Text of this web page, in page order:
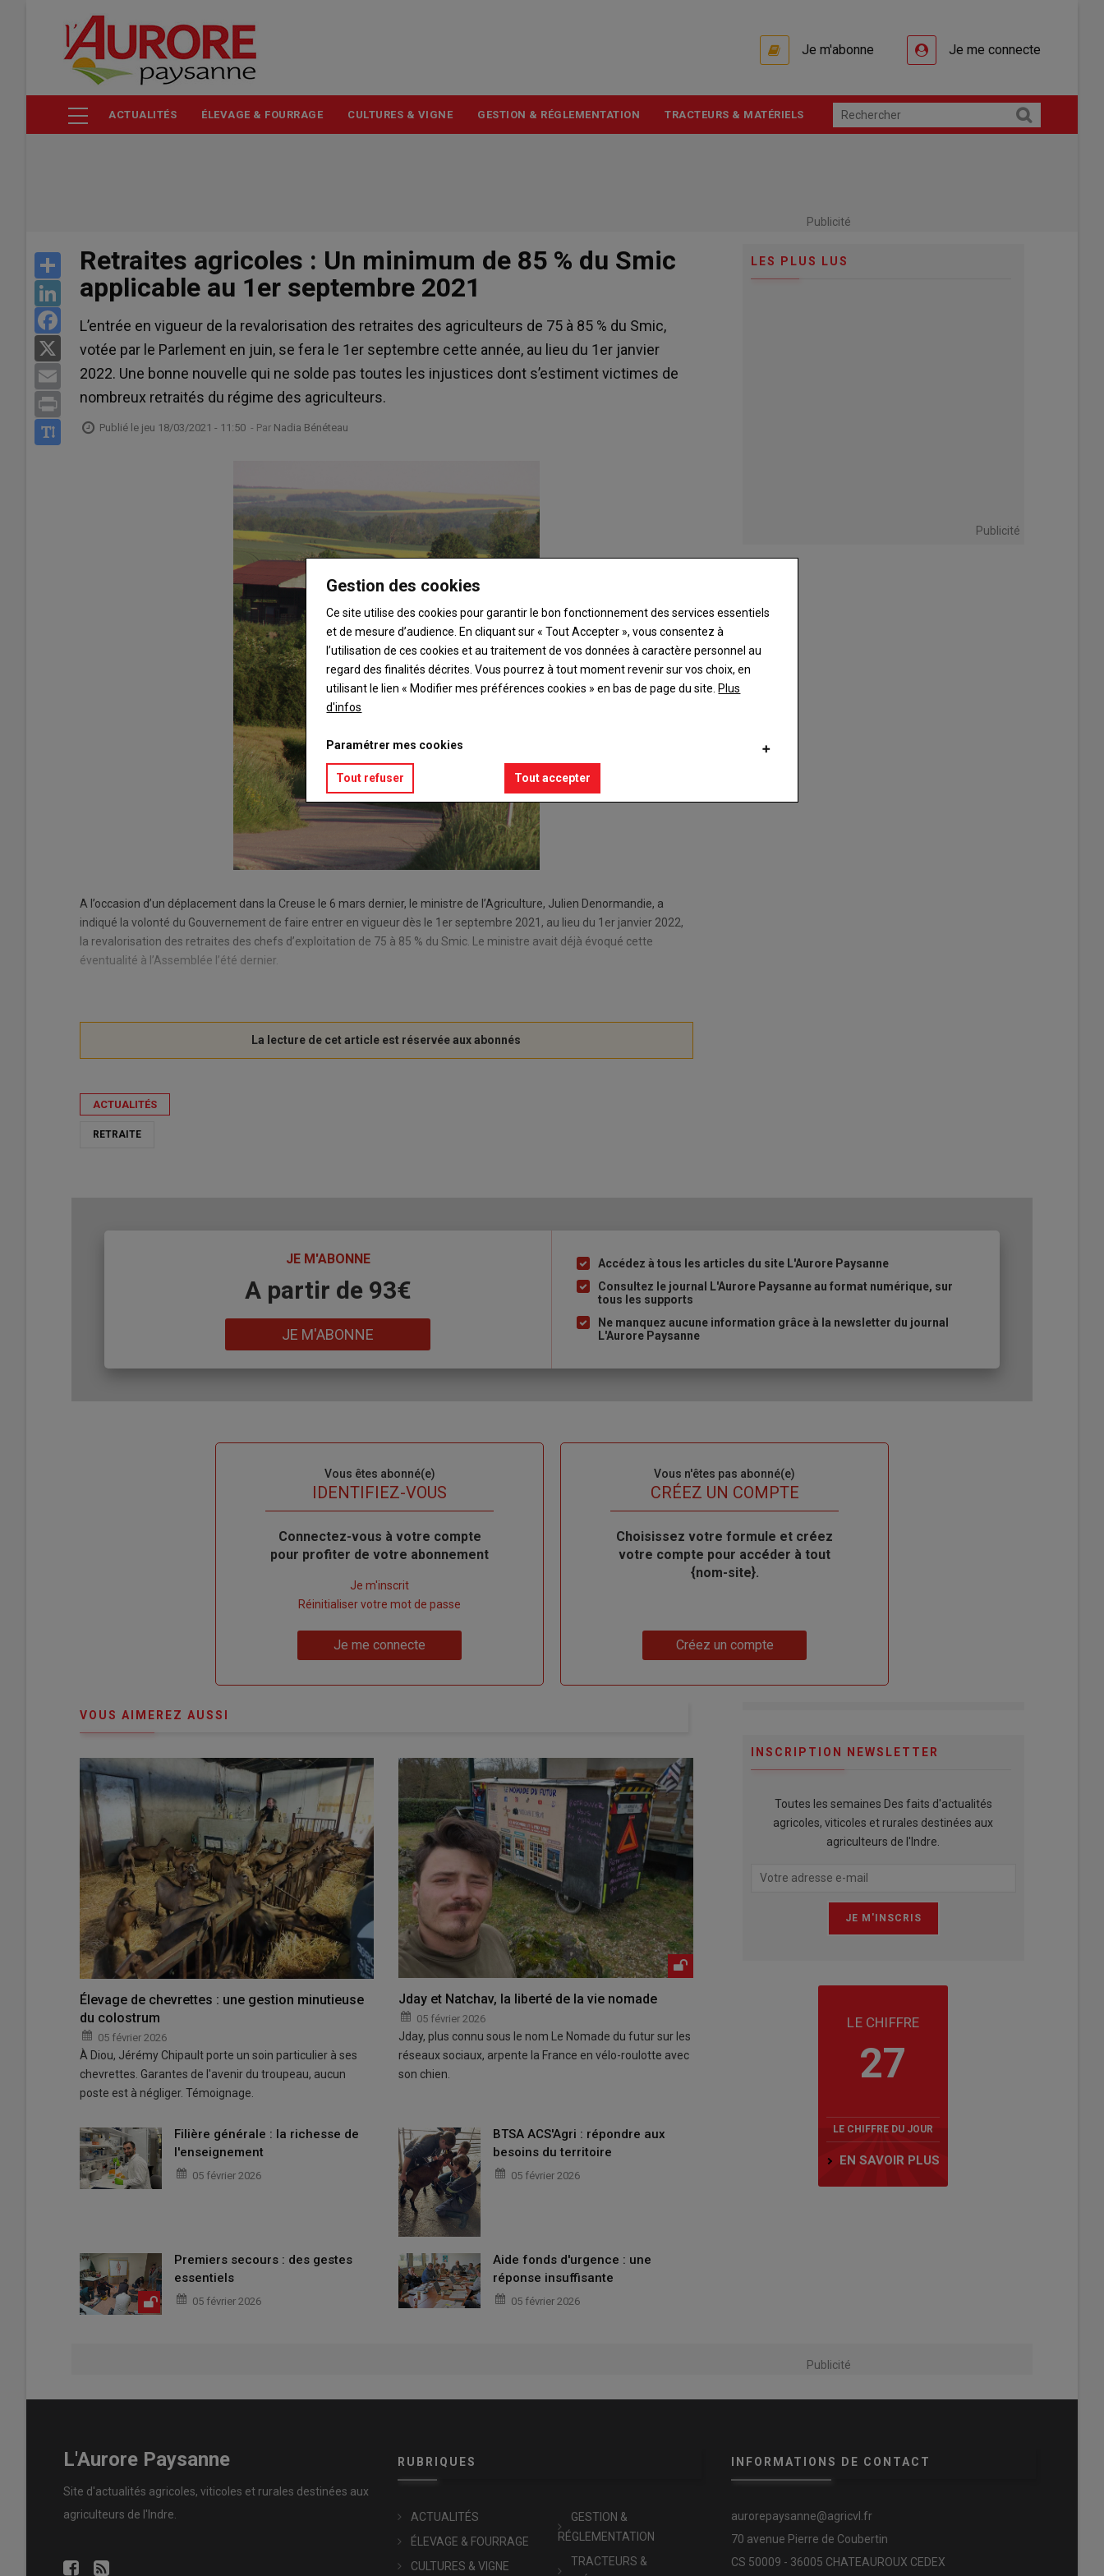
contenu
Je m'abonne Je me connecte
ACTUALITÉS ÉLEVAGE & FOURRAGE CULTURES & VIGNE GESTION & RÉGLEMENTATION TRACTEURS & MATÉRIELS
Publicité
Share
LinkedIn
Facebook
Email
Print
Retraites agricoles : Un minimum de 85 % du Smic
applicable au 1er septembre 2021
L’entrée en vigueur de la revalorisation des retraites des agriculteurs de 75 à 85 % du Smic,
votée par le Parlement en juin, se fera le 1er septembre cette année, au lieu du 1er janvier
2022. Une bonne nouvelle qui ne solde pas toutes les injustices dont s’estiment victimes de
nombreux retraités du régime des agriculteurs.
Publié le jeu 18/03/2021 - 11:50 - Par Nadia Bénéteau
A l’occasion d’un déplacement dans la Creuse le 6 mars dernier, le ministre de l’Agriculture, Julien Denormandie, a
indiqué la volonté du Gouvernement de faire entrer en vigueur dès le 1er septembre 2021, au lieu du 1er janvier 2022,
la revalorisation des retraites des chefs d’exploitation de 75 à 85 % du Smic. Le ministre avait déjà évoqué cette
éventualité à l’Assemblée l’été dernier.
ACTUALITÉS
RETRAITE
LES PLUS LUS
Publicité
JE M'ABONNE
A partir de 93€
JE M'ABONNE
Liste
à
puce
Accédez à tous les articles du site L'Aurore Paysanne
Consultez le journal L'Aurore Paysanne au format numérique, sur
tous les supports
Ne manquez aucune information grâce à la newsletter du journal
L'Aurore Paysanne
Vous êtes abonné(e)
IDENTIFIEZ-VOUS
Body
Connectez-vous à votre compte
pour profiter de votre abonnement
compte"
Je m'inscrit
Réinitialiser votre mot de passe
Je me connecte
Vous n'êtes pas abonné(e)
TITRECRÉEZ UN COMPTE
Body
Choisissez votre formule et créez
votre compte pour accéder à tout
{nom-site}.
Créez un compte
VOUS AIMEREZ AUSSI
Élevage de chevrettes : une gestion minutieuse
du colostrum
05 février 2026
À Diou, Jérémy Chipault porte un soin particulier à ses
chevrettes. Garantes de l'avenir du troupeau, aucun
poste est à négliger. Témoignage.
Jday et Natchav, la liberté de la vie nomade
05 février 2026
Jday, plus connu sous le nom Le Nomade du futur sur les
réseaux sociaux, arpente la France en vélo-roulotte avec
son chien.
Filière générale : la richesse de
l'enseignement
05 février 2026
BTSA ACS'Agri : répondre aux
besoins du territoire
05 février 2026
Premiers secours : des gestes
essentiels
05 février 2026
Aide fonds d'urgence : une
réponse insuffisante
05 février 2026
INSCRIPTION NEWSLETTER
Toutes les semaines Des faits d'actualités
agricoles, viticoles et rurales destinées aux
agriculteurs de l'Indre.
LE CHIFFRE
27
LE CHIFFRE DU JOUR
EN SAVOIR PLUS
Publicité
L'Aurore Paysanne
Site d'actualités agricoles, viticoles et rurales destinées aux
agriculteurs de l'Indre.
RUBRIQUES
ACTUALITÉS
ÉLEVAGE & FOURRAGE
CULTURES & VIGNE
GESTION &
RÉGLEMENTATION
TRACTEURS &
INFORMATIONS DE CONTACT
aurorepaysanne@agricvl.fr
70 avenue Pierre de Coubertin
CS 50009 - 36005 CHATEAUROUX CEDEX
Gestion des cookies
Ce site utilise des cookies pour garantir le bon fonctionnement des services essentiels
et de mesure d’audience. En cliquant sur « Tout Accepter », vous consentez à
l’utilisation de ces cookies et au traitement de vos données à caractère personnel au
regard des finalités décrites. Vous pourrez à tout moment revenir sur vos choix, en
utilisant le lien « Modifier mes préférences cookies » en bas de page du site. Plus
d'infos
Paramétrer mes cookies
Tout refuser Tout accepter